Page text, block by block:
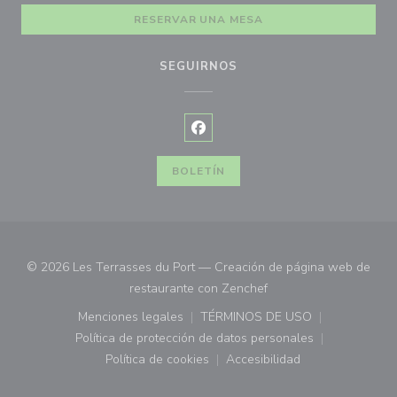
RESERVAR UNA MESA
SEGUIRNOS
Facebook ((abre en una nueva
BOLETÍN
© 2026 Les Terrasses du Port — Creación de página web de
restaurante con Zenchef((abre en una nueva
Menciones legales
((abre en una nueva ventana))
TÉRMINOS DE USO
((abre en una nueva
Política de protección de datos personales
((abre en una nueva ventana))
Política de cookies
((abre en una nueva ventana))
Accesibilidad
((abre en una nueva